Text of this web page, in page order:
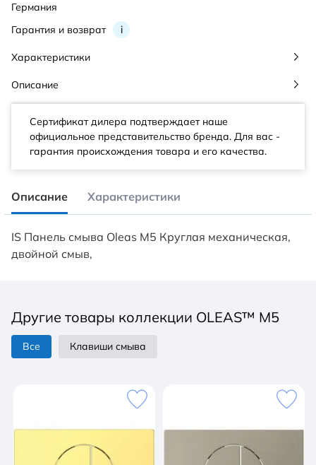
Гарантия и возврат i
Германия
Характеристики
Описание
Сертификат дилера подтверждает наше
официальное представительство бренда. Для вас -
гарантия происхождения товара и его качества.
Описание Характеристики
IS Панель смыва Oleas M5 Круглая механическая,
двойной смыв,
Другие товары коллекции OLEAS™ M5
Все Клавиши смыва